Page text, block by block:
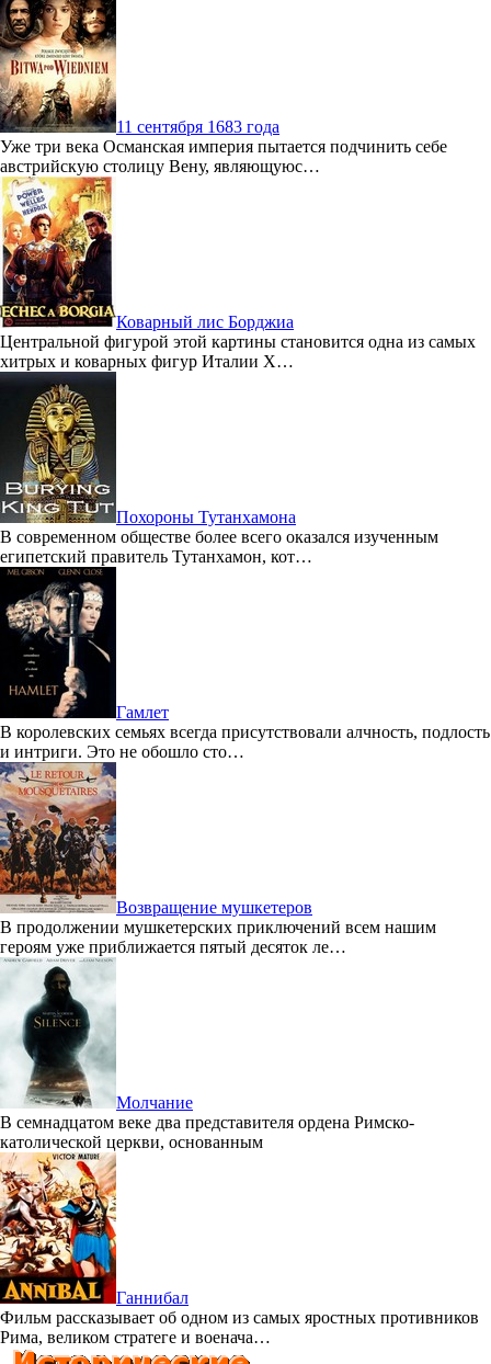
11 сентября 1683 года
Уже три века Османская империя пытается подчинить себе
австрийскую столицу Вену, являющуюс…
Коварный лис Борджиа
Центральной фигурой этой картины становится одна из самых
хитрых и коварных фигур Италии X…
Похороны Тутанхамона
В современном обществе более всего оказался изученным
египетский правитель Тутанхамон, кот…
Гамлет
В королевских семьях всегда присутствовали алчность, подлость
и интриги. Это не обошло сто…
Возвращение мушкетеров
В продолжении мушкетерских приключений всем нашим
героям уже приближается пятый десяток ле…
Молчание
В семнадцатом веке два представителя ордена Римско-
католической церкви, основанным
Ганнибал
Фильм рассказывает об одном из самых яростных противников
Рима, великом стратеге и военача…